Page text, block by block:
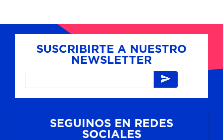
SUSCRIBIRTE A NUESTRO
NEWSLETTER
SEGUINOS EN REDES
SOCIALES